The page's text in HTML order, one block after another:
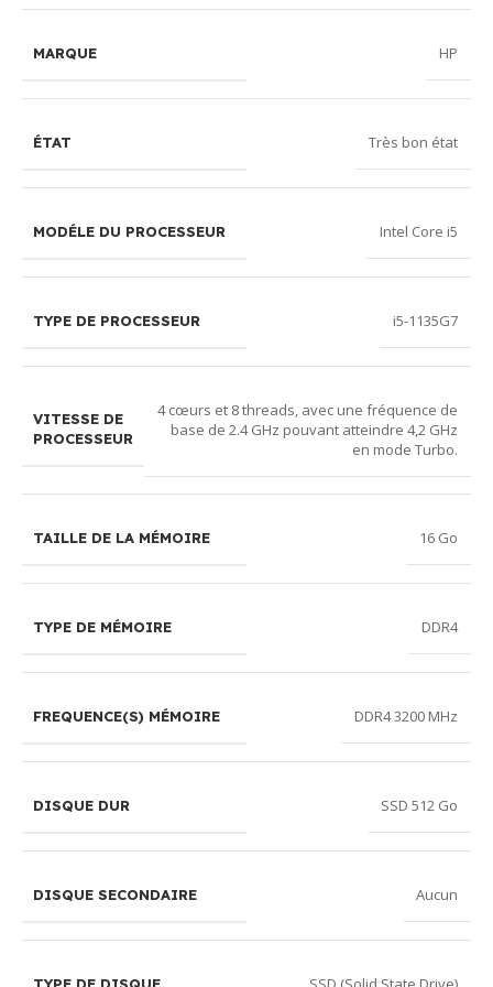
après
du chèque par
Besoin d’aide
service client
à toutes vos
les paiements
Immédiat
paiement
validation.
12 heures
panier, sinon la
sera annulée.
chèque
bancaire
sociétés
régler leurs
chèque
La commande
confirmée
encaissement
du chèque par
?Notre
MARQUE HP
ÉTAT Très bon état
MODÉLE DU PROCESSEUR Intel Core i5
TYPE DE PROCESSEUR i5-1135G7
VITESSE DE
PROCESSEUR
4 cœurs et 8 threads, avec une fréquence de
base de 2.4 GHz pouvant atteindre 4,2 GHz
en mode Turbo.
TAILLE DE LA MÉMOIRE 16 Go
TYPE DE MÉMOIRE DDR4
FREQUENCE(S) MÉMOIRE DDR4 3200 MHz
DISQUE DUR SSD 512 Go
DISQUE SECONDAIRE Aucun